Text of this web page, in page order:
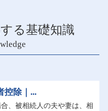
る基礎知識
控除｜...
、被相続人の夫や妻は、相